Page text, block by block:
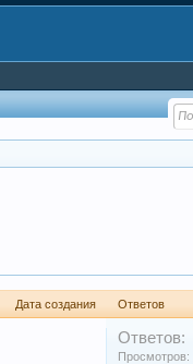
Дата создания Ответов
Ответов:
Просмотров: